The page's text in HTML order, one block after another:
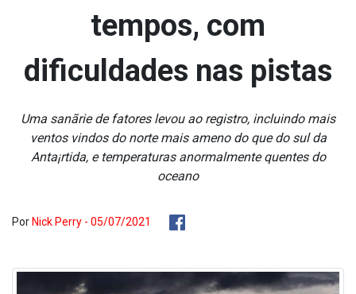
tempos, com
dificuldades nas pistas
Uma sanãrie de fatores levou ao registro, incluindo mais
ventos vindos do norte mais ameno do que do sul da
Anta¡rtida, e temperaturas anormalmente quentes do
oceano
Por Nick Perry - 05/07/2021